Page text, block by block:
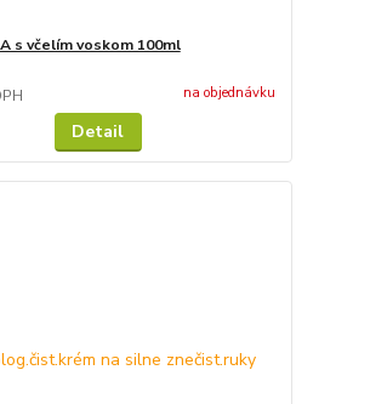
s včelím voskom 100ml
na objednávku
Detail